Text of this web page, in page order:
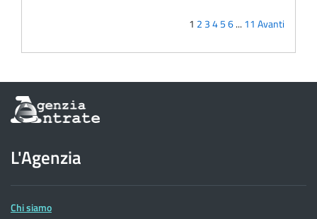
1 2 3456... 11 Avanti
Informazioni
sul
dell'Agenzia
delle
Entrate
L'Agenzia
Chi siamo